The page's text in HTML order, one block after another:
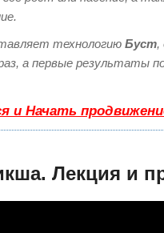
технологию Буст,
а первые результаты
и Начать
Лекция и